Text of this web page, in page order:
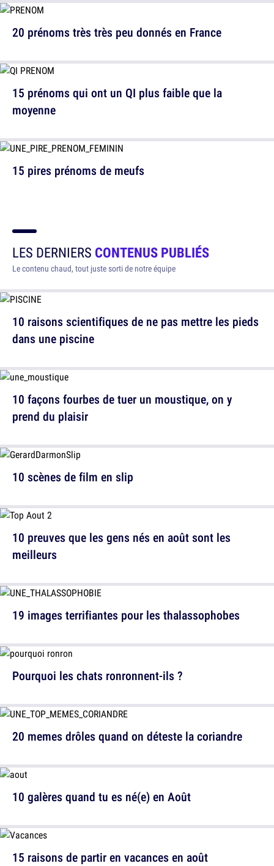
20 prénoms très très peu donnés en France
15 pires prénoms de meufs
15 prénoms qui ont un QI plus faible que la
moyenne
LES DERNIERS CONTENUS PUBLIÉS
Le contenu chaud, tout juste sorti de notre équipe
10 raisons scientifiques de ne pas mettre les pieds
dans une piscine
10 scènes de film en slip
19 images terrifiantes pour les thalassophobes
20 memes drôles quand on déteste la coriandre
15 raisons de partir en vacances en août
10 façons fourbes de tuer un moustique, on y
prend du plaisir
10 preuves que les gens nés en août sont les
meilleurs
Pourquoi les chats ronronnent-ils ?
10 galères quand tu es né(e) en Août